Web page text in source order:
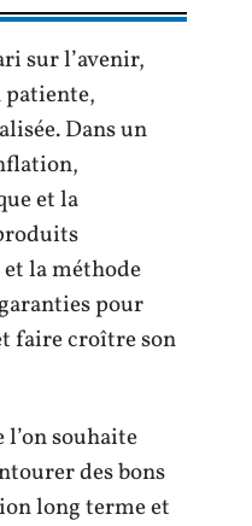
sur l’avenir,
Dans un
et la
la méthode
pour
faire croître son
l’on souhaite
des bons
long terme et